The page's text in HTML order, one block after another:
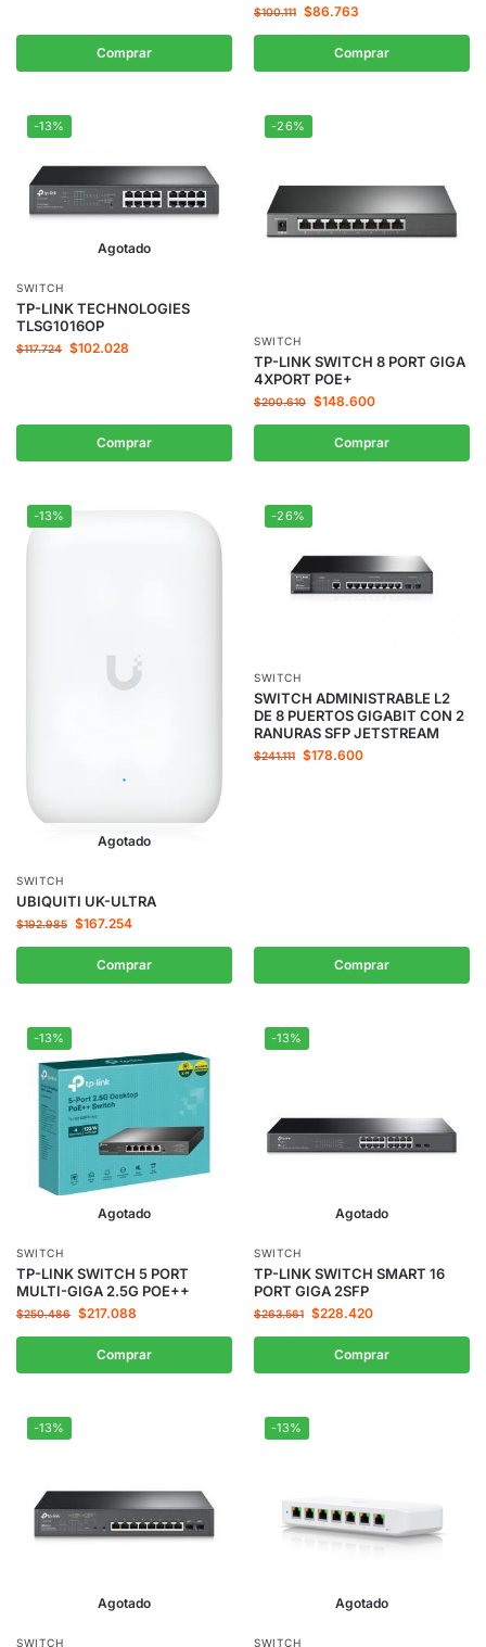
Comprar
$100.111 $86.763
Comprar
-13%
Agotado
SWITCH
TP-LINK TECHNOLOGIES
TLSG1016OP
$117.724 $102.028
Comprar
-26%
SWITCH
TP-LINK SWITCH 8 PORT GIGA
4XPORT POE+
$200.610 $148.600
Comprar
-13%
Agotado
SWITCH
UBIQUITI UK-ULTRA
$192.985 $167.254
Comprar
-26%
SWITCH
SWITCH ADMINISTRABLE L2
DE 8 PUERTOS GIGABIT CON 2
RANURAS SFP JETSTREAM
$241.111 $178.600
Comprar
-13%
Agotado
SWITCH
TP-LINK SWITCH 5 PORT
MULTI-GIGA 2.5G POE++
$250.486 $217.088
Comprar
-13%
Agotado
SWITCH
TP-LINK SWITCH SMART 16
PORT GIGA 2SFP
$263.561 $228.420
Comprar
-13%
Agotado
SWITCH
-13%
Agotado
SWITCH